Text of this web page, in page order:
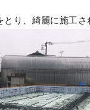
とり、綺麗に施工さ